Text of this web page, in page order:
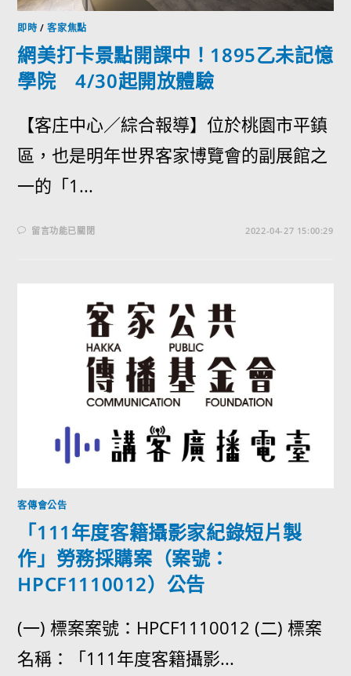
即時 /客家焦點
網美打卡景點開課中！1895乙未記憶
學院 4/30起開放體驗
【客庄中心／綜合報導】位於桃園市平鎮
區，也是明年世界客家博覽會的副展館之
一的「1...
留言功能已關閉 2022-04-27 15:00:29
客傳會公告
「111年度客籍攝影家紀錄短片製
作」勞務採購案（案號：
HPCF1110012）公告
(一) 標案案號：HPCF1110012 (二) 標案
名稱：「111年度客籍攝影...